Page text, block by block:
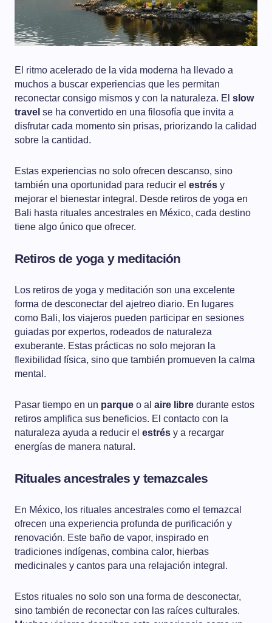
El ritmo acelerado de la vida moderna ha llevado a
muchos a buscar experiencias que les permitan
reconectar consigo mismos y con la naturaleza. El slow
travel se ha convertido en una filosofía que invita a
disfrutar cada momento sin prisas, priorizando la calidad
sobre la cantidad.
Estas experiencias no solo ofrecen descanso, sino
también una oportunidad para reducir el estrés y
mejorar el bienestar integral. Desde retiros de yoga en
Bali hasta rituales ancestrales en México, cada destino
tiene algo único que ofrecer.
Retiros de yoga y meditación
Los retiros de yoga y meditación son una excelente
forma de desconectar del ajetreo diario. En lugares
como Bali, los viajeros pueden participar en sesiones
guiadas por expertos, rodeados de naturaleza
exuberante. Estas prácticas no solo mejoran la
flexibilidad física, sino que también promueven la calma
mental.
Pasar tiempo en un parque o al aire libre durante estos
retiros amplifica sus beneficios. El contacto con la
naturaleza ayuda a reducir el estrés y a recargar
energías de manera natural.
Rituales ancestrales y temazcales
En México, los rituales ancestrales como el temazcal
ofrecen una experiencia profunda de purificación y
renovación. Este baño de vapor, inspirado en
tradiciones indígenas, combina calor, hierbas
medicinales y cantos para una relajación integral.
Estos rituales no solo son una forma de desconectar,
sino también de reconectar con las raíces culturales.